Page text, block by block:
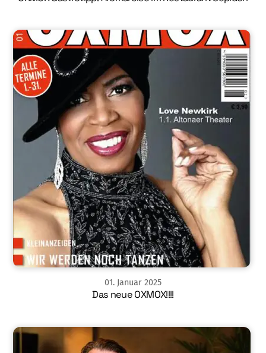
01. Januar 2025
Das neue OXMOX!!!!